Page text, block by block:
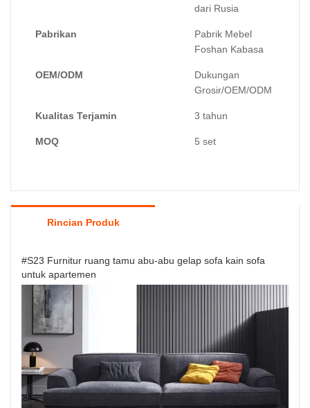
dari Rusia
Pabrikan
Pabrik Mebel
Foshan Kabasa
OEM/ODM
Dukungan
Grosir/OEM/ODM
Kualitas Terjamin 3 tahun
MOQ 5 set
Rincian Produk
#S23 Furnitur ruang tamu abu-abu gelap sofa kain sofa
untuk apartemen